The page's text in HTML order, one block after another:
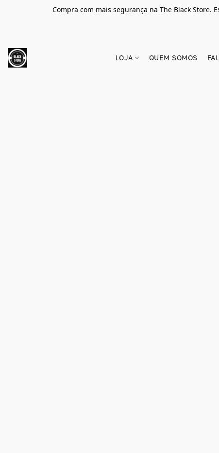
Compra com mais segurança na The Black Store.
LOJA QUEM SOMOS